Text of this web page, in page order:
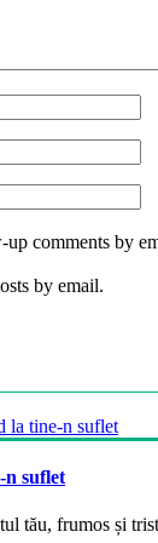
comments by
by email.
n suflet
tău, frumos și